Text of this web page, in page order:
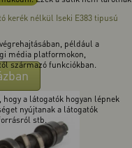
például a
média platformokon,
származó funkciókban.
a látogatók hogyan lépnek
nyújtanak a látogatók
stb.
kerék nélkül Iseki E383 tipusú